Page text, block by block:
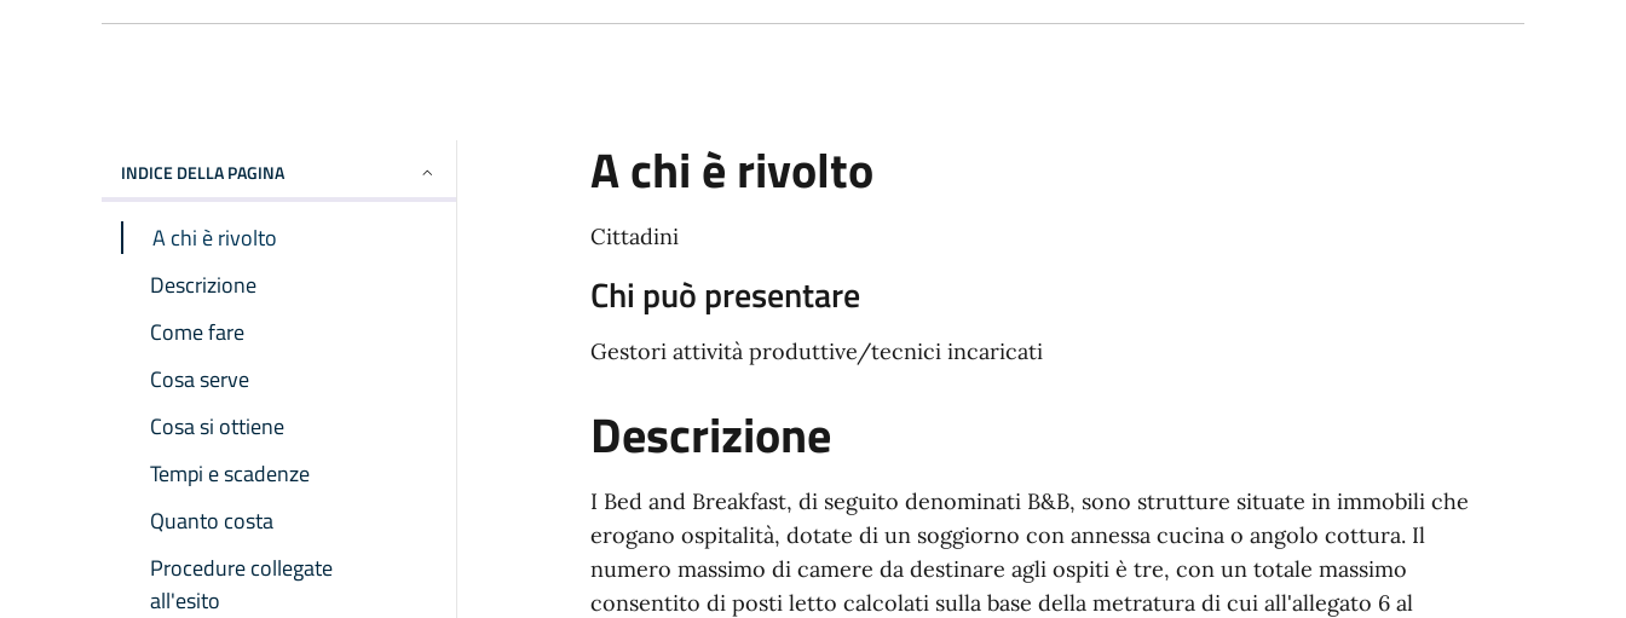
INDICE DELLA PAGINA
A chi è rivolto
Descrizione
Come fare
Cosa serve
Cosa si ottiene
Tempi e scadenze
Quanto costa
Procedure collegate
all'esito
A chi è rivolto
Cittadini
Chi può presentare
Gestori attività produttive/tecnici incaricati
Descrizione
I Bed and Breakfast, di seguito denominati B&B, sono strutture situate in immobili che
erogano ospitalità, dotate di un soggiorno con annessa cucina o angolo cottura. Il
numero massimo di camere da destinare agli ospiti è tre, con un totale massimo
consentito di posti letto calcolati sulla base della metratura di cui all'allegato 6 al